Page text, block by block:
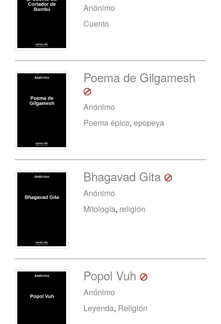
Anónimo
Cuento
Poema de Gilgamesh
Anónimo
Poema épico,epopeya
Bhagavad Gita
Anónimo
Mitología, religión
Popol Vuh
Anónimo
Leyenda, Religión